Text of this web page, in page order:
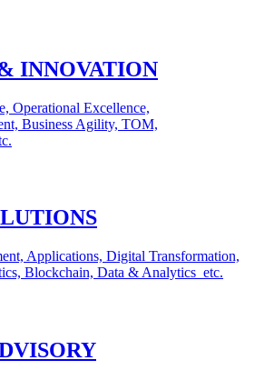
INNOVATION
Operational Excellence,
Business Agility, TOM,
Applications, Digital Transformation,
Blockchain, Data & Analytics etc.